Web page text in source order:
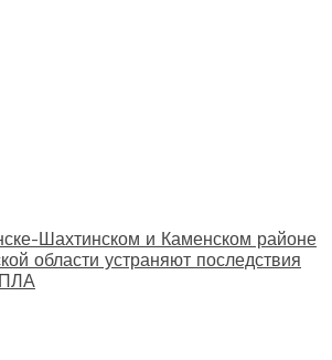
Шахтинском и Каменском районе
области устраняют последствия